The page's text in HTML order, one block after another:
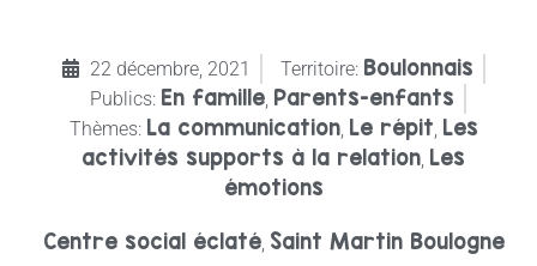
22 décembre, 2021 Territoire: Boulonnais
Publics: En famille Parents-enfants
Thèmes: La communication, Le répit Les
activités supports à la relation Les
émotions
Centre social éclaté, Saint Martin Boulogne